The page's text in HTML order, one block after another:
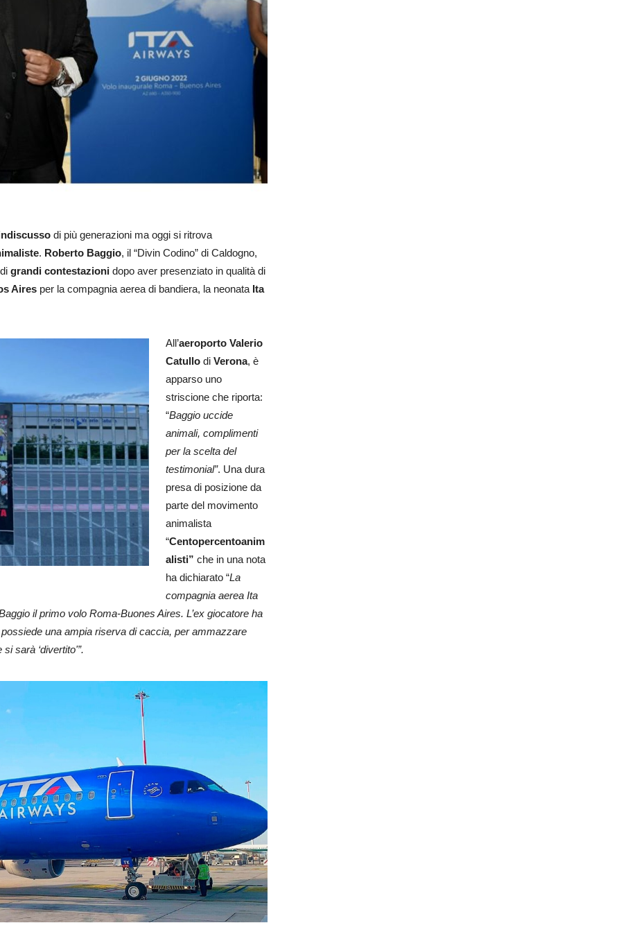
di più generazioni ma oggi si ritrova
. Roberto Baggio, il “Divin Codino” di Caldogno,
grandi contestazioni dopo aver presenziato in qualità di
Aires per la compagnia aerea di bandiera, la neonata Ita
All’aeroporto Valerio
Catullo di Verona, è
apparso uno
striscione che riporta:
“Baggio uccide
animali, complimenti
per la scelta del
testimonial”. Una dura
presa di posizione da
parte del movimento
animalista
“Centopercentoanim
alisti” che in una nota
ha dichiarato “La
compagnia aerea Ita
il primo volo Roma-Buones Aires. L’ex giocatore ha
una ampia riserva di caccia, per ammazzare
sarà ‘divertito'”.